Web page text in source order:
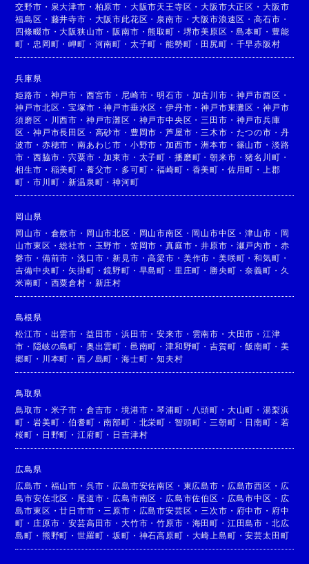
交野市 ・ 泉大津市 ・ 柏原市 ・ 大阪市天王寺区 ・大阪市大正区 ・ 大阪市
福島区 ・ 藤井寺市 ・ 大阪市此花区 ・ 泉南市 ・大阪市浪速区 ・高石市 ・
四條畷市 ・大阪狭山市 ・阪南市 ・熊取町 ・ 堺市美原区 ・島本町 ・ 豊能
町 ・ 忠岡町 ・岬町 ・ 河南町 ・ 太子町 ・能勢町 ・ 田尻町 ・ 千早赤阪村
兵庫県
姫路市 ・ 神戸市 ・ 西宮市 ・ 尼崎市 ・明石市 ・ 加古川市 ・ 神戸市西区 ・
神戸市北区 ・宝塚市 ・神戸市垂水区 ・伊丹市 ・神戸市東灘区 ・ 神戸市
須磨区 ・ 川西市 ・ 神戸市灘区 ・ 神戸市中央区 ・ 三田市 ・ 神戸市兵庫
区 ・神戸市長田区 ・ 高砂市 ・ 豊岡市 ・芦屋市 ・ 三木市 ・ たつの市 ・ 丹
波市 ・ 赤穂市 ・南あわじ市 ・ 小野市 ・加西市 ・洲本市 ・ 篠山市 ・ 淡路
市 ・西脇市 ・宍粟市 ・加東市 ・ 太子町 ・ 播磨町 ・朝来市 ・猪名川町 ・
相生市 ・ 稲美町 ・ 養父市 ・ 多可町 ・福崎町 ・ 香美町 ・ 佐用町 ・
上郡
町 ・市川町 ・新温泉町 ・神河町
岡山県
岡山市 ・ 倉敷市 ・ 岡山市北区 ・ 岡山市南区 ・ 岡山市中区 ・津山市 ・ 岡
山市東区 ・総社市 ・ 玉野市 ・ 笠岡市 ・真庭市 ・井原市 ・ 瀬戸内市 ・ 赤
磐市 ・ 備前市 ・浅口市 ・新見市 ・高梁市 ・ 美作市 ・ 美咲町 ・和気町 ・
吉備中央町 ・矢掛町 ・鏡野町 ・ 早島町 ・ 里庄町 ・ 勝央町 ・奈義町 ・ 久
米南町 ・ 西粟倉村 ・ 新庄村
島根県
松江市 ・ 出雲市 ・ 益田市 ・浜田市 ・安来市 ・ 雲南市 ・ 大田市 ・ 江津
市 ・隠岐の島町 ・ 奥出雲町 ・ 邑南町 ・津和野町 ・吉賀町 ・飯南町 ・ 美
郷町 ・ 川本町 ・西ノ島町 ・海士町 ・知夫村
鳥取県
鳥取市 ・ 米子市 ・ 倉吉市 ・境港市 ・琴浦町 ・ 八頭町 ・ 大山町 ・ 湯梨浜
町 ・岩美町 ・伯耆町 ・南部町 ・ 北栄町 ・ 智頭町 ・ 三朝町 ・ 日南町 ・ 若
桜町 ・ 日野町 ・江府町 ・ 日吉津村
広島県
広島市 ・ 福山市 ・ 呉市 ・ 広島市安佐南区 ・ 東広島市 ・ 広島市西区 ・ 広
島市安佐北区 ・ 尾道市 ・ 広島市南区 ・ 広島市佐伯区 ・ 広島市中区 ・ 広
島市東区 ・廿日市市 ・ 三原市 ・ 広島市安芸区 ・ 三次市 ・ 府中市 ・ 府中
町 ・ 庄原市 ・安芸高田市 ・大竹市 ・竹原市 ・ 海田町 ・ 江田島市 ・ 北広
島町 ・ 熊野町 ・世羅町 ・坂町 ・ 神石高原町 ・ 大崎上島町 ・安芸太田町